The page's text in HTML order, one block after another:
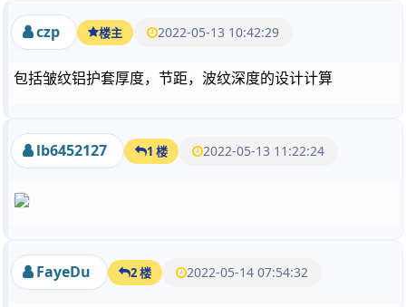
czp 楼主 2022-05-13 10:42:29
包括皱纹铝护套厚度，节距，波纹深度的设计计算
lb6452127 1 楼 2022-05-13 11:22:24
FayeDu 2 楼 2022-05-14 07:54:32